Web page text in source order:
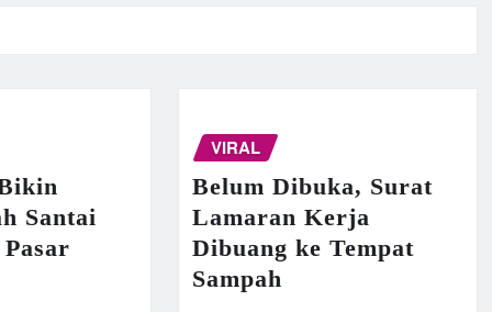
Santai
VIRAL
Belum Dibuka, Surat
Lamaran Kerja
Dibuang ke Tempat
Sampah